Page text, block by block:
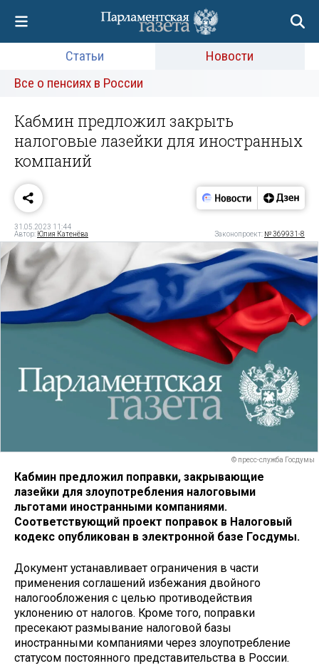
Статьи
Новости
Все о пенсиях в России
Кабмин предложил закрыть
налоговые лазейки для иностранных
компаний
31.05.2023 11:44
Автор: Юлия Катенёва Законопроект: № 369931-8
© пресс-служба Госдумы
Кабмин предложил поправки, закрывающие
лазейки для злоупотребления налоговыми
льготами иностранными компаниями.
Соответствующий проект поправок в Налоговый
кодекс опубликован в электронной базе Госдумы.
Документ устанавливает ограничения в части
применения соглашений избежания двойного
налогообложения с целью противодействия
уклонению от налогов. Кроме того, поправки
пресекают размывание налоговой базы
иностранными компаниями через злоупотребление
статусом постоянного представительства в России.